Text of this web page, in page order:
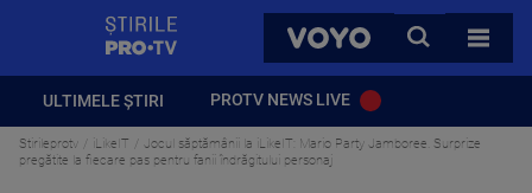
VOYO
CAUTA
TOATE
ULTIMELE ȘTIRI PROTV NEWS LIVE
Stirileprotv iLikeIT
Jocul săptămânii la iLikeIT: Mario Party Jamboree. Surprize
pregătite la fiecare pas pentru fanii îndrăgitului personaj